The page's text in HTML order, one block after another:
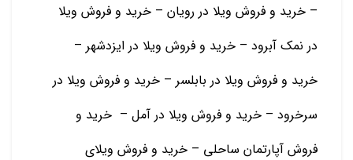
– خرید و فروش ویلا در رویان – خرید و فروش ویلا
در نمک آبرود – خرید و فروش ویلا در ایزدشهر –
خرید و فروش ویلا در بابلسر – خرید و فروش ویلا در
سرخرود – خرید و فروش ویلا در آمل – خرید و
فروش آپارتمان ساحلی – خرید و فروش ویلای